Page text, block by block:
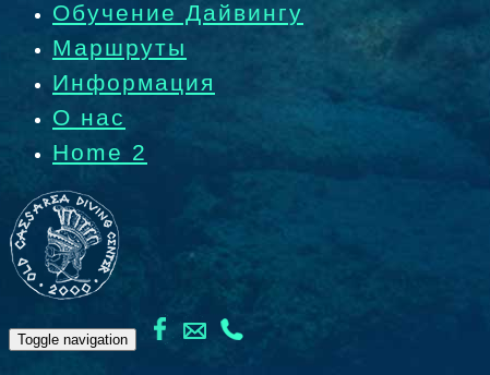
Обучение Дайвингу
Маршруты
Информация
О нас
Home 2
Toggle navigation